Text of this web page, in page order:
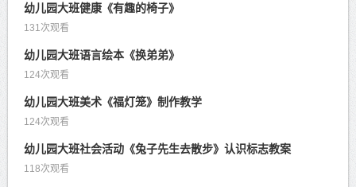
幼儿园大班健康《有趣的椅子》
131次观看
幼儿园大班语言绘本《换弟弟》
124次观看
幼儿园大班美术《福灯笼》制作教学
124次观看
幼儿园大班社会活动《兔子先生去散步》认识标志教案
118次观看